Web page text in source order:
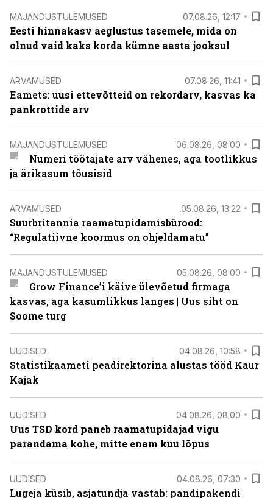
MAJANDUSTULEMUSED 07.08.26, 12:17
Eesti hinnakasv aeglustus tasemele, mida on
olnud vaid kaks korda kümne aasta jooksul
ARVAMUSED 07.08.26, 11:41
Eamets: uusi ettevõtteid on rekordarv, kasvas ka
pankrottide arv
MAJANDUSTULEMUSED 06.08.26, 08:00
Numeri töötajate arv vähenes, aga tootlikkus
ja ärikasum tõusisid
ARVAMUSED 05.08.26, 13:22
Suurbritannia raamatupidamisbürood:
“Regulatiivne koormus on ohjeldamatu”
MAJANDUSTULEMUSED 05.08.26, 08:00
Grow Finance’i käive ülevõetud firmaga
kasvas, aga kasumlikkus langes | Uus siht on
Soome turg
UUDISED 04.08.26, 10:58
Statistikaameti peadirektorina alustas tööd Kaur
Kajak
UUDISED 04.08.26, 08:00
Uus TSD kord paneb raamatupidajad vigu
parandama kohe, mitte enam kuu lõpus
UUDISED 04.08.26, 07:30
Lugeja küsib, asjatundja vastab: pandipakendi